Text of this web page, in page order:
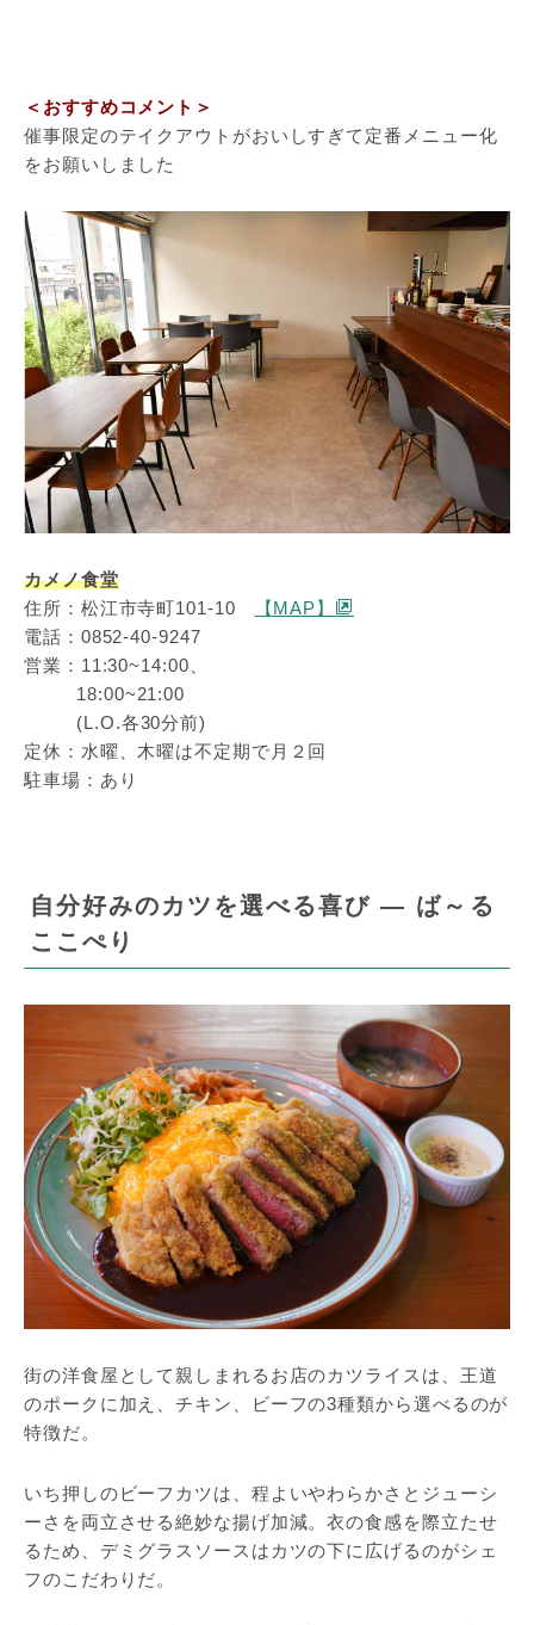
＜おすすめコメント＞
催事限定のテイクアウトがおいしすぎて定番メニュー化
をお願いしました
カメノ食堂
住所：松江市寺町101-10
【MAP】
電話：0852-40-9247
営業：11:30~14:00、
18:00~21:00
(L.O.各30分前)
定休：水曜、木曜は不定期で月２回
駐車場：あり
自分好みのカツを選べる喜び ― ば～る
ここぺり
街の洋食屋として親しまれるお店のカツライスは、王道
のポークに加え、チキン、ビーフの3種類から選べるのが
特徴だ。
いち押しのビーフカツは、程よいやわらかさとジューシ
ーさを両立させる絶妙な揚げ加減。衣の食感を際立たせ
るため、デミグラスソースはカツの下に広げるのがシェ
フのこだわりだ。